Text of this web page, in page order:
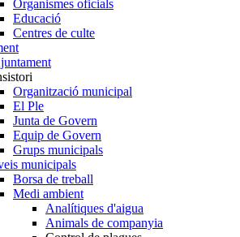
Organismes oficials
Educació
Centres de culte
Organització municipal
El Ple
Junta de Govern
Equip de Govern
Grups municipals
municipals
Borsa de treball
Medi ambient
Analítiques d'aigua
Animals de companyia